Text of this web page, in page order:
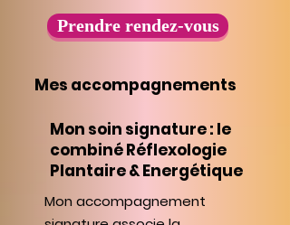
Prendre rendez-vous
Mes accompagnements
Mon soin signature : le
combiné Réflexologie
Plantaire & Energétique
Mon accompagnement